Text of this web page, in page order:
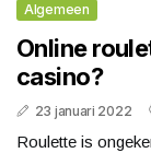
Algemeen
Online
casino?
23 januari 2022
Roulette is